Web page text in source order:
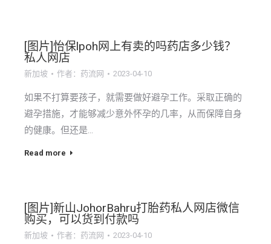
[图片]怡保lpoh网上有卖的吗药店多少钱？
私人网店
新加坡 作者： 药流网 2023-04-10
如果不打算要孩子，就需要做好避孕工作。采取正确的
避孕措施，才能够减少意外怀孕的几率，从而保障自身
的健康。但还是…
Read more
[图片]新山JohorBahru打胎药私人网店微信
购买，可以货到付款吗
新加坡 作者： 药流网 2023-04-10